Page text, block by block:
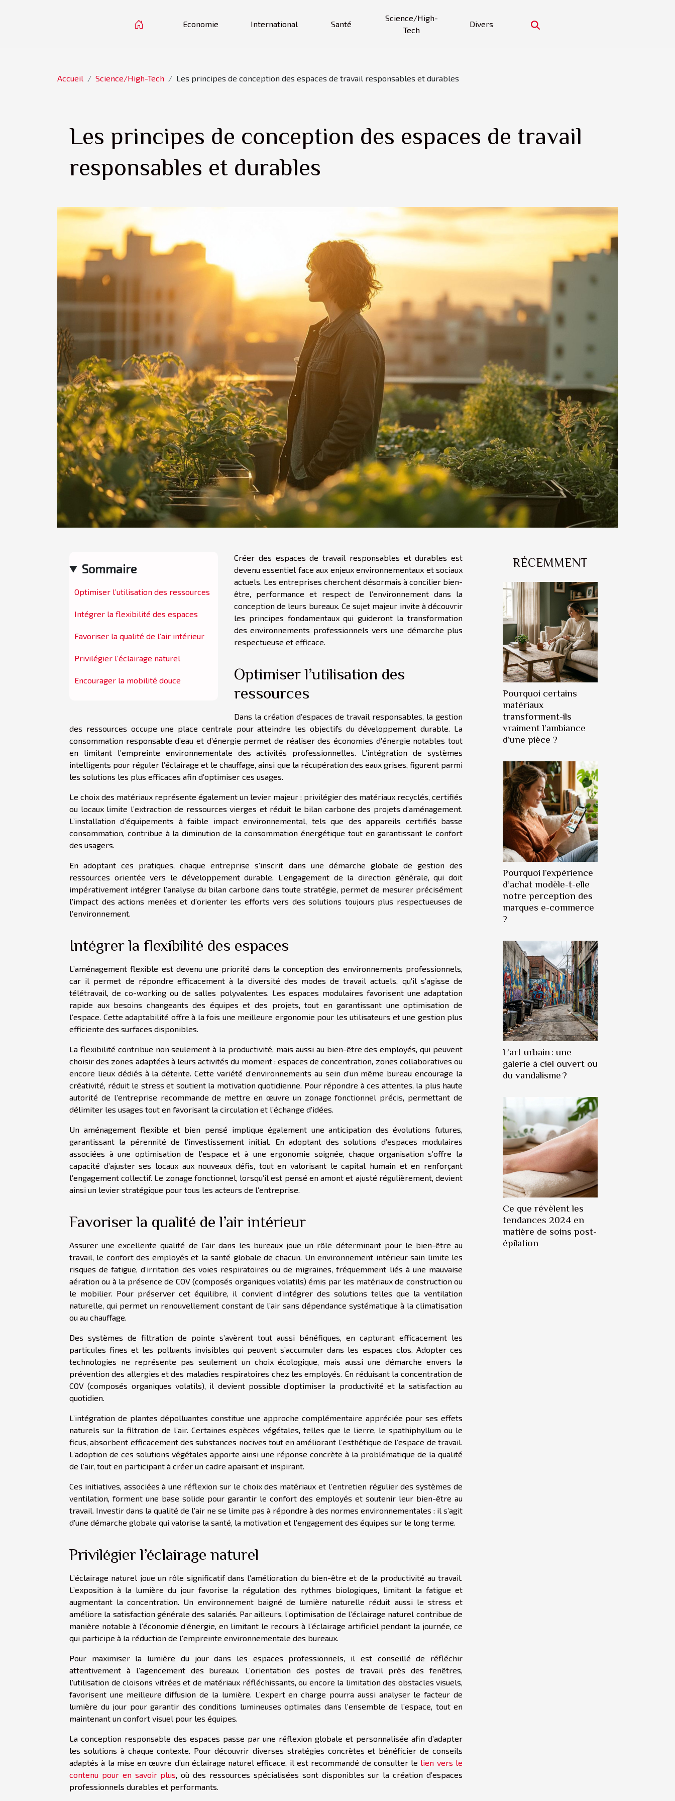
Economie International Santé
Science/High-
Tech
Divers
Accueil Science/High-Tech Les principes de conception des espaces de travail responsables et durables
Les principes de conception des espaces de travail
responsables et durables
Sommaire
Optimiser l’utilisation des ressources
Intégrer la flexibilité des espaces
Favoriser la qualité de l’air intérieur
Privilégier l’éclairage naturel
Encourager la mobilité douce
Créer des espaces de travail responsables et durables est
devenu essentiel face aux enjeux environnementaux et sociaux
actuels. Les entreprises cherchent désormais à concilier bien-
être, performance et respect de l’environnement dans la
conception de leurs bureaux. Ce sujet majeur invite à découvrir
les principes fondamentaux qui guideront la transformation
des environnements professionnels vers une démarche plus
respectueuse et efficace.
Optimiser l’utilisation des
ressources
Dans la création d’espaces de travail responsables, la gestion
des ressources occupe une place centrale pour atteindre les objectifs du développement durable. La
consommation responsable d’eau et d’énergie permet de réaliser des économies d’énergie notables tout
en limitant l’empreinte environnementale des activités professionnelles. L’intégration de systèmes
intelligents pour réguler l’éclairage et le chauffage, ainsi que la récupération des eaux grises, figurent parmi
les solutions les plus efficaces afin d’optimiser ces usages.
Le choix des matériaux représente également un levier majeur : privilégier des matériaux recyclés, certifiés
ou locaux limite l’extraction de ressources vierges et réduit le bilan carbone des projets d’aménagement.
L’installation d’équipements à faible impact environnemental, tels que des appareils certifiés basse
consommation, contribue à la diminution de la consommation énergétique tout en garantissant le confort
des usagers.
En adoptant ces pratiques, chaque entreprise s’inscrit dans une démarche globale de gestion des
ressources orientée vers le développement durable. L’engagement de la direction générale, qui doit
impérativement intégrer l’analyse du bilan carbone dans toute stratégie, permet de mesurer précisément
l’impact des actions menées et d’orienter les efforts vers des solutions toujours plus respectueuses de
l’environnement.
Intégrer la flexibilité des espaces
L’aménagement flexible est devenu une priorité dans la conception des environnements professionnels,
car il permet de répondre efficacement à la diversité des modes de travail actuels, qu’il s’agisse de
télétravail, de co-working ou de salles polyvalentes. Les espaces modulaires favorisent une adaptation
rapide aux besoins changeants des équipes et des projets, tout en garantissant une optimisation de
l’espace. Cette adaptabilité offre à la fois une meilleure ergonomie pour les utilisateurs et une gestion plus
efficiente des surfaces disponibles.
La flexibilité contribue non seulement à la productivité, mais aussi au bien-être des employés, qui peuvent
choisir des zones adaptées à leurs activités du moment : espaces de concentration, zones collaboratives ou
encore lieux dédiés à la détente. Cette variété d’environnements au sein d’un même bureau encourage la
créativité, réduit le stress et soutient la motivation quotidienne. Pour répondre à ces attentes, la plus haute
autorité de l’entreprise recommande de mettre en œuvre un zonage fonctionnel précis, permettant de
délimiter les usages tout en favorisant la circulation et l’échange d’idées.
Un aménagement flexible et bien pensé implique également une anticipation des évolutions futures,
garantissant la pérennité de l’investissement initial. En adoptant des solutions d’espaces modulaires
associées à une optimisation de l’espace et à une ergonomie soignée, chaque organisation s’offre la
capacité d’ajuster ses locaux aux nouveaux défis, tout en valorisant le capital humain et en renforçant
l’engagement collectif. Le zonage fonctionnel, lorsqu’il est pensé en amont et ajusté régulièrement, devient
ainsi un levier stratégique pour tous les acteurs de l’entreprise.
Favoriser la qualité de l’air intérieur
Assurer une excellente qualité de l’air dans les bureaux joue un rôle déterminant pour le bien-être au
travail, le confort des employés et la santé globale de chacun. Un environnement intérieur sain limite les
risques de fatigue, d’irritation des voies respiratoires ou de migraines, fréquemment liés à une mauvaise
aération ou à la présence de COV (composés organiques volatils) émis par les matériaux de construction ou
le mobilier. Pour préserver cet équilibre, il convient d’intégrer des solutions telles que la ventilation
naturelle, qui permet un renouvellement constant de l’air sans dépendance systématique à la climatisation
ou au chauffage.
Des systèmes de filtration de pointe s’avèrent tout aussi bénéfiques, en capturant efficacement les
particules fines et les polluants invisibles qui peuvent s’accumuler dans les espaces clos. Adopter ces
technologies ne représente pas seulement un choix écologique, mais aussi une démarche envers la
prévention des allergies et des maladies respiratoires chez les employés. En réduisant la concentration de
COV (composés organiques volatils), il devient possible d’optimiser la productivité et la satisfaction au
quotidien.
L’intégration de plantes dépolluantes constitue une approche complémentaire appréciée pour ses effets
naturels sur la filtration de l’air. Certaines espèces végétales, telles que le lierre, le spathiphyllum ou le
ficus, absorbent efficacement des substances nocives tout en améliorant l’esthétique de l’espace de travail.
L’adoption de ces solutions végétales apporte ainsi une réponse concrète à la problématique de la qualité
de l’air, tout en participant à créer un cadre apaisant et inspirant.
Ces initiatives, associées à une réflexion sur le choix des matériaux et l’entretien régulier des systèmes de
ventilation, forment une base solide pour garantir le confort des employés et soutenir leur bien-être au
travail. Investir dans la qualité de l’air ne se limite pas à répondre à des normes environnementales : il s’agit
d’une démarche globale qui valorise la santé, la motivation et l’engagement des équipes sur le long terme.
Privilégier l’éclairage naturel
L’éclairage naturel joue un rôle significatif dans l’amélioration du bien-être et de la productivité au travail.
L’exposition à la lumière du jour favorise la régulation des rythmes biologiques, limitant la fatigue et
augmentant la concentration. Un environnement baigné de lumière naturelle réduit aussi le stress et
améliore la satisfaction générale des salariés. Par ailleurs, l’optimisation de l’éclairage naturel contribue de
manière notable à l’économie d’énergie, en limitant le recours à l’éclairage artificiel pendant la journée, ce
qui participe à la réduction de l’empreinte environnementale des bureaux.
Pour maximiser la lumière du jour dans les espaces professionnels, il est conseillé de réfléchir
attentivement à l’agencement des bureaux. L’orientation des postes de travail près des fenêtres,
l’utilisation de cloisons vitrées et de matériaux réfléchissants, ou encore la limitation des obstacles visuels,
favorisent une meilleure diffusion de la lumière. L’expert en charge pourra aussi analyser le facteur de
lumière du jour pour garantir des conditions lumineuses optimales dans l’ensemble de l’espace, tout en
maintenant un confort visuel pour les équipes.
La conception responsable des espaces passe par une réflexion globale et personnalisée afin d’adapter
les solutions à chaque contexte. Pour découvrir diverses stratégies concrètes et bénéficier de conseils
adaptés à la mise en œuvre d’un éclairage naturel efficace, il est recommandé de consulter le lien vers le
contenu pour en savoir plus , où des ressources spécialisées sont disponibles sur la création d’espaces
professionnels durables et performants.
RÉCEMMENT
Pourquoi certains
matériaux
transforment-ils
vraiment l’ambiance
d’une pièce ?
Pourquoi l’expérience
d’achat modèle-t-elle
notre perception des
marques e-commerce
?
L’art urbain : une
galerie à ciel ouvert ou
du vandalisme ?
Ce que révèlent les
tendances 2024 en
matière de soins post-
épilation